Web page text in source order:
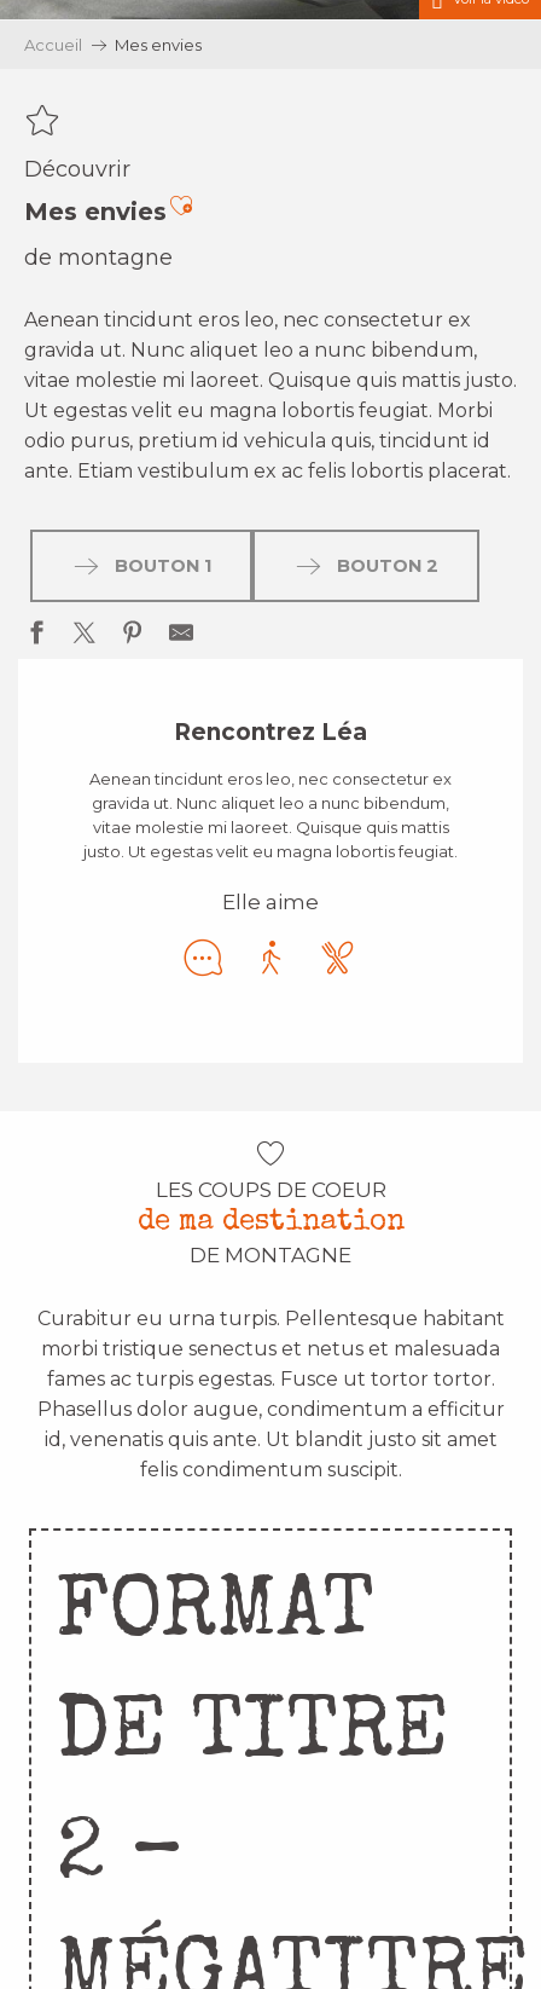
Accueil Mes envies
Découvrir
Mes enviesAjouter aux favoris
de montagne
Aenean tincidunt eros leo, nec consectetur ex
gravida ut. Nunc aliquet leo a nunc bibendum,
vitae molestie mi laoreet. Quisque quis mattis justo.
Ut egestas velit eu magna lobortis feugiat. Morbi
odio purus, pretium id vehicula quis, tincidunt id
ante. Etiam vestibulum ex ac felis lobortis placerat.
BOUTON 1 BOUTON 2
Rencontrez Léa
Aenean tincidunt eros leo, nec consectetur ex
gravida ut. Nunc aliquet leo a nunc bibendum,
vitae molestie mi laoreet. Quisque quis mattis
justo. Ut egestas velit eu magna lobortis feugiat.
Elle aime
LES COUPS DE COEUR
de ma destination
DE MONTAGNE
Curabitur eu urna turpis. Pellentesque habitant
morbi tristique senectus et netus et malesuada
fames ac turpis egestas. Fusce ut tortor tortor.
Phasellus dolor augue, condimentum a efficitur
id, venenatis quis ante. Ut blandit justo sit amet
felis condimentum suscipit.
FORMAT
DE TITRE
2 –